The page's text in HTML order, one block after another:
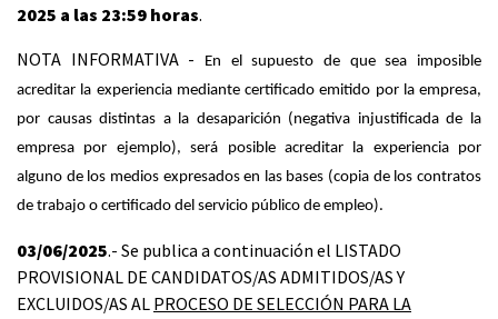
2025 a las 23:59 horas.
NOTA INFORMATIVA -
En el supuesto de que sea imposible
acreditar la experiencia mediante certificado emitido por la empresa,
por causas distintas a la desaparición (negativa injustificada de la
empresa por ejemplo), será posible acreditar la experiencia por
alguno de los medios expresados en las bases (copia de los contratos
de trabajo o certificado del servicio público de empleo).
03/06/2025.- Se publica a continuación el LISTADO
PROVISIONAL DE CANDIDATOS/AS ADMITIDOS/AS Y
EXCLUIDOS/AS AL PROCESO DE SELECCIÓN PARA LA